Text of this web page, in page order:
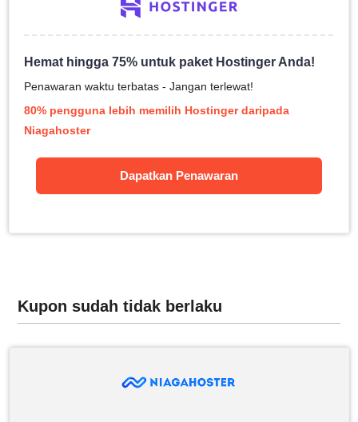
Hemat hingga 75% untuk paket Hostinger Anda!
Penawaran waktu terbatas - Jangan terlewat!
80% pengguna lebih memilih Hostinger daripada
Niagahoster
Dapatkan Penawaran
Kupon sudah tidak berlaku